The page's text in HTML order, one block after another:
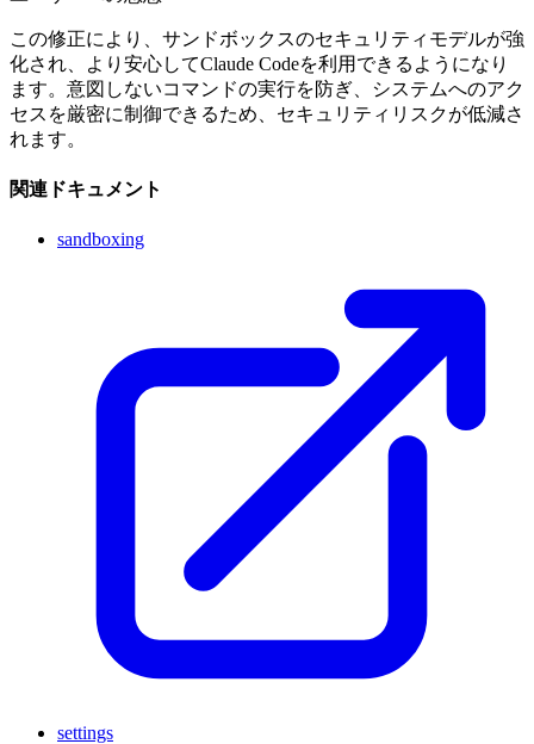
この修正により、サンドボックスのセキュリティモデルが強
化され、より安心してClaude Codeを利用できるようになり
ます。意図しないコマンドの実行を防ぎ、システムへのアク
セスを厳密に制御できるため、セキュリティリスクが低減さ
れます。
関連ドキュメント
sandboxing
settings